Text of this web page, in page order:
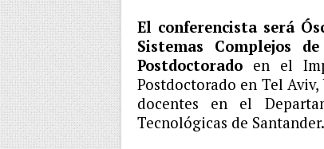
El conferencista será
Sistemas Complejos
Postdoctorado en el
Postdoctorado en Tel
docentes en el
Tecnológicas de Santander.